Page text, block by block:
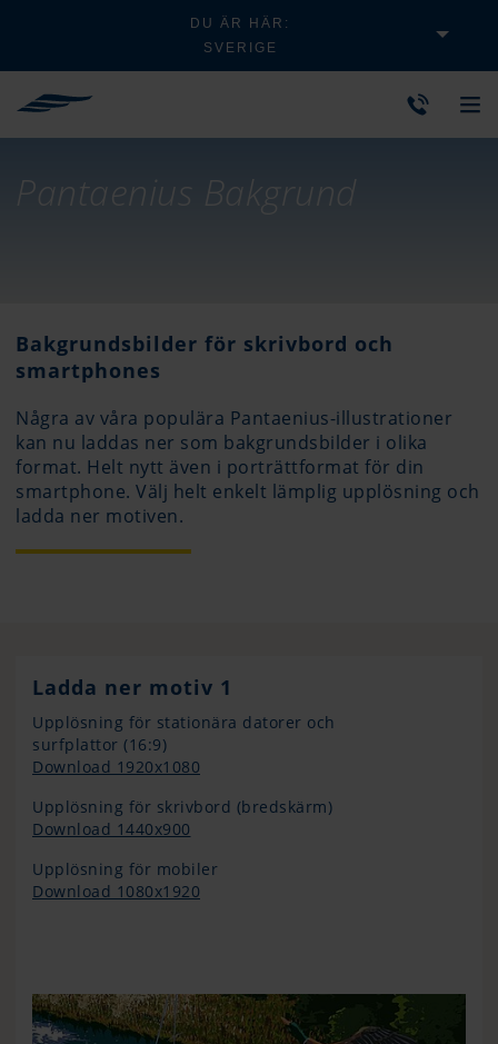
DU ÄR HÄR:
SVERIGE
Pantaenius Bakgrund
Bakgrundsbilder för skrivbord och
smartphones
Några av våra populära Pantaenius-illustrationer
kan nu laddas ner som bakgrundsbilder i olika
format. Helt nytt även i porträttformat för din
smartphone. Välj helt enkelt lämplig upplösning och
ladda ner motiven.
Ladda ner motiv 1
Upplösning för stationära datorer och
surfplattor (16:9)
Download 1920x1080
Upplösning för skrivbord (bredskärm)
Download 1440x900
Upplösning för mobiler
Download 1080x1920